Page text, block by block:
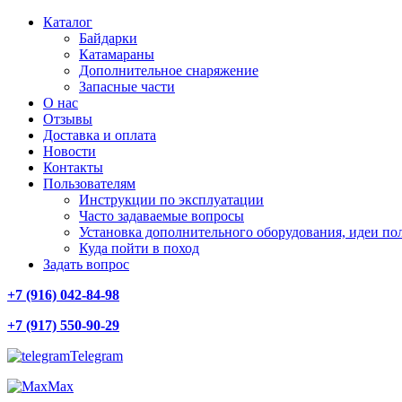
Каталог
Байдарки
Катамараны
Дополнительное снаряжение
Запасные части
О нас
Отзывы
Доставка и оплата
Новости
Контакты
Пользователям
Инструкции по эксплуатации
Часто задаваемые вопросы
Установка дополнительного оборудования, идеи
Куда пойти в поход
Задать вопрос
+7 (916) 042-84-98
+7 (917) 550-90-29
Telegram
Max